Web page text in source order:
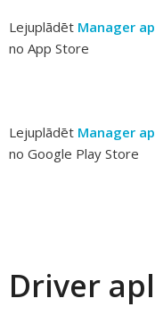
Lejuplādēt Manager
no App Store
Lejuplādēt Manager
no Google Play Store
Driver